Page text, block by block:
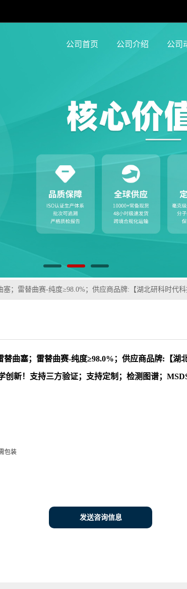
公司首页 公司介绍 公司
塞；雷替曲赛-纯度≥98.0%；供应商品牌:【湖北研科时代
雷替曲塞；雷替曲赛-纯度≥98.0%；供应商品牌:【湖
创新！支持三方验证；支持定制；检测图谱；
包装
发送咨询信息